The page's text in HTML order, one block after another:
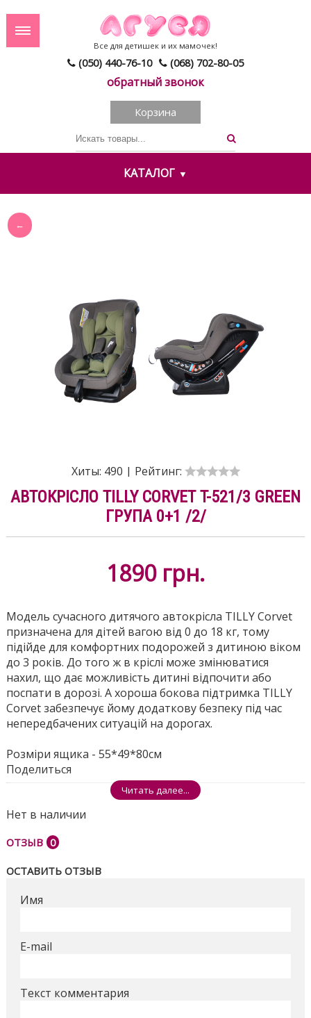
(050) 440-76-10 (068) 702-80-05
обратный звонок
Все для детишек и их мамочек!
Корзина
КАТАЛОГ
Хиты: 490 | Рейтинг:
АВТОКРІСЛО TILLY CORVET T-521/3 GREEN
ГРУПА 0+1 /2/
1890 грн.
Модель сучасного дитячого автокрісла TILLY Corvet
призначена для дітей вагою від 0 до 18 кг, тому
підійде для комфортних подорожей з дитиною віком
до 3 років. До того ж в кріслі може змінюватися
нахил, що дає можливість дитині відпочити або
поспати в дорозі. А хороша бокова підтримка TILLY
Corvet забезпечує йому додаткову безпеку під час
непередбачених ситуацій на дорогах.
Розміри ящика - 55*49*80см
Поделиться
Читать далее...
Нет в наличии
ОТЗЫВ 0
ОСТАВИТЬ ОТЗЫВ
Имя
E-mail
Текст комментария